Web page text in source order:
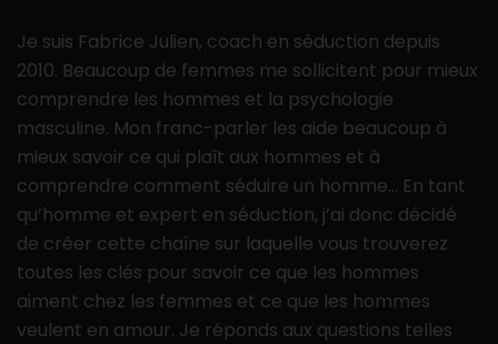
Je suis Fabrice Julien, coach en séduction depuis
2010. Beaucoup de femmes me sollicitent pour mieux
comprendre les hommes et la psychologie
masculine. Mon franc-parler les aide beaucoup à
mieux savoir ce qui plaît aux hommes et à
comprendre comment séduire un homme… En tant
qu’homme et expert en séduction, j’ai donc décidé
de créer cette chaîne sur laquelle vous trouverez
toutes les clés pour savoir ce que les hommes
aiment chez les femmes et ce que les hommes
veulent en amour. Je réponds aux questions telles